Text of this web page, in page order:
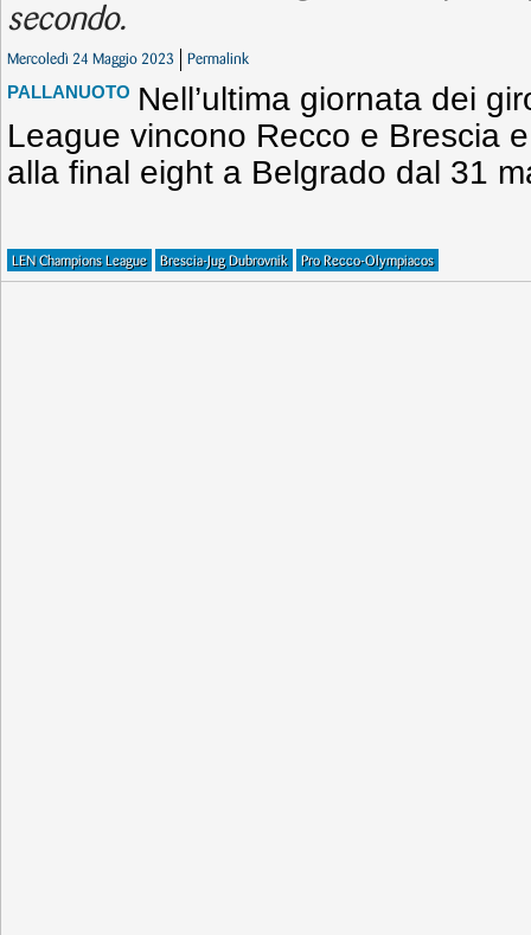
secondo.
Mercoledì 24 Maggio 2023 Permalink
PALLANUOTO Nell’ultima giornata dei
League vincono Recco e Brescia
alla final eight a Belgrado dal 31
LEN Champions League Brescia-Jug Dubrovnik Pro Recco-Olympiacos